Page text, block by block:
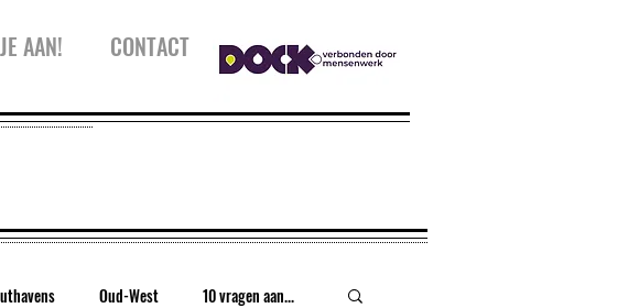
AAN! CONTACT
Oud-West 10 vragen aan...